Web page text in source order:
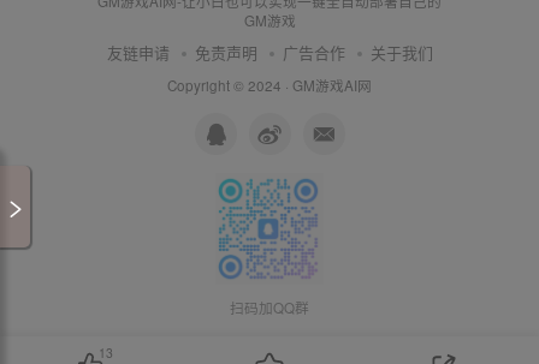
GM游戏
友链申请 免责声明 广告合作 关于我们
Copyright © 2024 · GM游戏AI网
扫码加QQ群
13